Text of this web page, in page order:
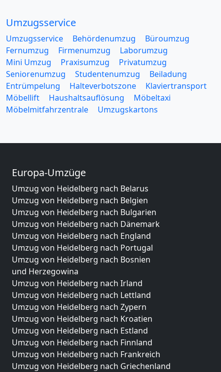
Umzugsservice
Umzugsservice Behördenumzug
Büroumzug
Fernumzug
Firmenumzug
Laborumzug
Mini Umzug
Praxisumzug
Privatumzug
Seniorenumzug
Studentenumzug
Beiladung
Entrümpelung
Halteverbotszone
Klaviertransport
Möbellift
Haushaltsauflösung
Möbeltaxi
Möbelmitfahrzentrale
Umzugskartons
Europa-Umzüge
Umzug von Heidelberg nach Belarus
Umzug von Heidelberg nach Belgien
Umzug von Heidelberg nach Bulgarien
Umzug von Heidelberg nach Dänemark
Umzug von Heidelberg nach England
Umzug von Heidelberg nach Portugal
Umzug von Heidelberg nach Bosnien
und Herzegowina
Umzug von Heidelberg nach Irland
Umzug von Heidelberg nach Lettland
Umzug von Heidelberg nach Zypern
Umzug von Heidelberg nach Kroatien
Umzug von Heidelberg nach Estland
Umzug von Heidelberg nach Finnland
Umzug von Heidelberg nach Frankreich
Umzug von Heidelberg nach Griechenland